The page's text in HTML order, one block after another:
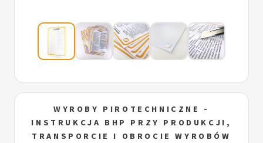
WYROBY PIROTECHNICZNE -
INSTRUKCJA BHP PRZY PRODUKCJI,
TRANSPORCIE I OBROCIE WYROBÓW